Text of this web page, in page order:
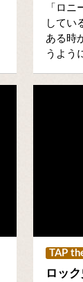
「ロ
してい
ある時
うよう
TAP
ロッ